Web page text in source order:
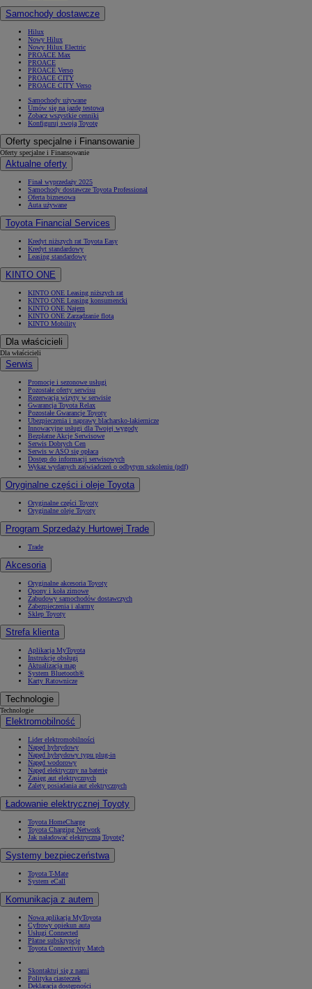
Samochody dostawcze
Hilux
Nowy Hilux
Nowy Hilux Electric
PROACE Max
PROACE
PROACE Verso
PROACE CITY
PROACE CITY Verso
Samochody używane
Umów się na jazdę testową
Zobacz wszystkie cenniki
Konfiguruj swoją Toyotę
Oferty specjalne i Finansowanie
Oferty specjalne i Finansowanie
Aktualne oferty
Finał wyprzedaży 2025
Samochody dostawcze Toyota Professional
Oferta biznesowa
Auta używane
Toyota Financial Services
Kredyt niższych rat Toyota Easy
Kredyt standardowy
Leasing standardowy
KINTO ONE
KINTO ONE Leasing niższych rat
KINTO ONE Leasing konsumencki
KINTO ONE Najem
KINTO ONE Zarządzanie flotą
KINTO Mobility
Dla właścicieli
Dla właścicieli
Serwis
Promocje i sezonowe usługi
Pozostałe oferty serwisu
Rezerwacja wizyty w serwisie
Gwarancja Toyota Relax
Pozostałe Gwarancje Toyoty
Ubezpieczenia i naprawy blacharsko-lakiernicze
Innowacyjne usługi dla Twojej wygody
Bezpłatne Akcje Serwisowe
Serwis Dobrych Cen
Serwis w ASO się opłaca
Dostęp do informacji serwisowych
Wykaz wydanych zaświadczeń o odbytym szkoleniu (pdf)
Oryginalne części i oleje Toyota
Oryginalne części Toyoty
Oryginalne oleje Toyoty
Program Sprzedaży Hurtowej Trade
Trade
Akcesoria
Oryginalne akcesoria Toyoty
Opony i koła zimowe
Zabudowy samochodów dostawczych
Zabezpieczenia i alarmy
Sklep Toyoty
Strefa klienta
Aplikacja MyToyota
Instrukcje obsługi
Aktualizacja map
System Bluetooth®
Karty Ratownicze
Technologie
Technologie
Elektromobilność
Lider elektromobilności
Napęd hybrydowy
Napęd hybrydowy typu plug-in
Napęd wodorowy
Napęd elektryczny na baterię
Zasięg aut elektrycznych
Zalety posiadania aut elektrycznych
Ładowanie elektrycznej Toyoty
Toyota HomeCharge
Toyota Charging Network
Jak naładować elektryczną Toyotę?
Systemy bezpieczeństwa
Toyota T-Mate
System eCall
Komunikacja z autem
Nowa aplikacja MyToyota
Cyfrowy opiekun auta
Usługi Connected
Płatne subskrypcje
Toyota Connectivity Match
Skontaktuj się z nami
Polityka ciasteczek
Deklaracja dostępności